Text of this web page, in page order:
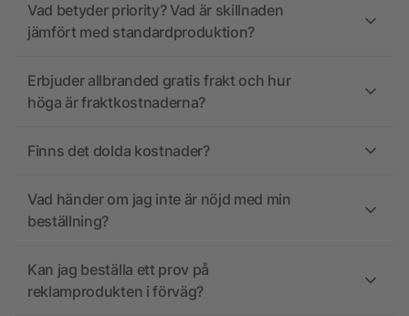
Vad betyder priority? Vad är skillnaden
jämfört med standardproduktion?
Erbjuder allbranded gratis frakt och hur
höga är fraktkostnaderna?
Finns det dolda kostnader?
Vad händer om jag inte är nöjd med min
beställning?
Kan jag beställa ett prov på
reklamprodukten i förväg?